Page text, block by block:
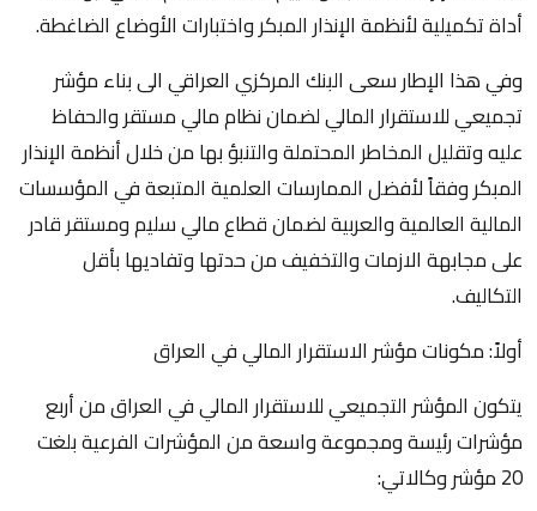
أداة تكميلية لأنظمة الإنذار المبكر واختبارات الأوضاع الضاغطة.
وفي هذا الإطار سعى البنك المركزي العراقي الى بناء مؤشر
تجميعي للاستقرار المالي لضمان نظام مالي مستقر والحفاظ
عليه وتقليل المخاطر المحتملة والتنبؤ بها من خلال أنظمة الإنذار
المبكر وفقاً لأفضل الممارسات العلمية المتبعة في المؤسسات
المالية العالمية والعربية لضمان قطاع مالي سليم ومستقر قادر
على مجابهة الازمات والتخفيف من حدتها وتفاديها بأقل
التكاليف.
أولاً: مكونات مؤشر الاستقرار المالي في العراق
يتكون المؤشر التجميعي للاستقرار المالي في العراق من أربع
مؤشرات رئيسة ومجموعة واسعة من المؤشرات الفرعية بلغت
20 مؤشر وكالاتي: